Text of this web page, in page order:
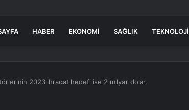
HABER EKONOMI SAĞLIK TEKNOLOJI
2023 ihracat hedefi ise 2 milyar dolar.